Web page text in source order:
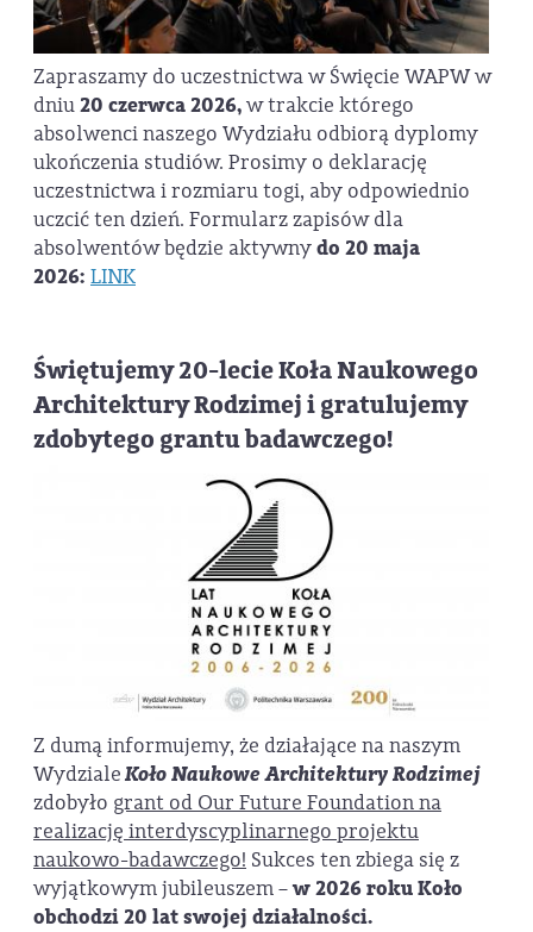
Zapraszamy do uczestnictwa w Święcie WAPW w
dniu20 czerwca 2026,w trakcie którego
absolwenci naszego Wydziału odbiorą dyplomy
ukończenia studiów. Prosimy o deklarację
uczestnictwa i rozmiaru togi, aby odpowiednio
uczcić ten dzień. Formularz zapisów dla
absolwentów będzie aktywnydo 20 maja
2026: LINK
Świętujemy 20-lecie Koła Naukowego
Architektury Rodzimej i gratulujemy
zdobytego grantu badawczego!
Z dumą informujemy, że działające na naszym
WydzialeKoło Naukowe Architektury Rodzimej
zdobyło grant od Our Future Foundation na
realizację interdyscyplinarnego projektu
naukowo-badawczego! Sukces ten zbiega się z
wyjątkowym jubileuszem –w 2026 roku Koło
obchodzi 20 lat swojej działalności.